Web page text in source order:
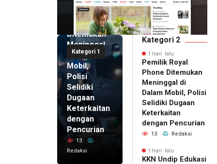
Kategori 1
Pemilik
Royal
Phone
Ditemukan
Meninggal
di Dalam
Mobil,
Polisi
Selidiki
Dugaan
Keterkaitan
dengan
Pencurian
13
Redaksi
Kategori 2
1 hari lalu
Pemilik Royal
Phone Ditemukan
Meninggal di
Dalam Mobil, Polisi
Selidiki Dugaan
Keterkaitan
dengan Pencurian
13 Redaksi
1 hari lalu
KKN Undip Edukasi